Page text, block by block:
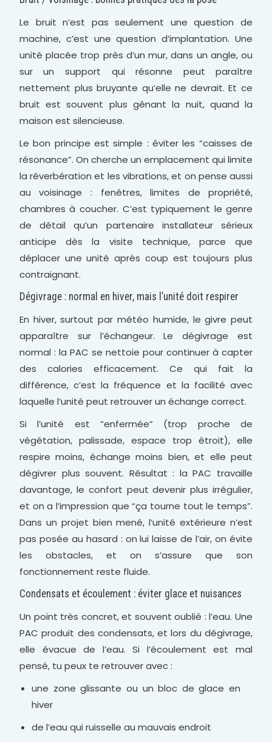
Le bruit n’est pas seulement une question de
machine, c’est une question d’implantation. Une
unité placée trop près d’un mur, dans un angle, ou
sur un support qui résonne peut paraître
nettement plus bruyante qu’elle ne devrait. Et ce
bruit est souvent plus gênant la nuit, quand la
maison est silencieuse.
Le bon principe est simple : éviter les “caisses de
résonance”. On cherche un emplacement qui limite
la réverbération et les vibrations, et on pense aussi
au voisinage : fenêtres, limites de propriété,
chambres à coucher. C’est typiquement le genre
de détail qu’un partenaire installateur sérieux
anticipe dès la visite technique, parce que
déplacer une unité après coup est toujours plus
contraignant.
Dégivrage : normal en hiver, mais l’unité doit respirer
En hiver, surtout par météo humide, le givre peut
apparaître sur l’échangeur. Le dégivrage est
normal : la PAC se nettoie pour continuer à capter
des calories efficacement. Ce qui fait la
différence, c’est la fréquence et la facilité avec
laquelle l’unité peut retrouver un échange correct.
Si l’unité est “enfermée” (trop proche de
végétation, palissade, espace trop étroit), elle
respire moins, échange moins bien, et elle peut
dégivrer plus souvent. Résultat : la PAC travaille
davantage, le confort peut devenir plus irrégulier,
et on a l’impression que “ça tourne tout le temps”.
Dans un projet bien mené, l’unité extérieure n’est
pas posée au hasard : on lui laisse de l’air, on évite
les obstacles, et on s’assure que son
fonctionnement reste fluide.
Condensats et écoulement : éviter glace et nuisances
Un point très concret, et souvent oublié : l’eau. Une
PAC produit des condensats, et lors du dégivrage,
elle évacue de l’eau. Si l’écoulement est mal
pensé, tu peux te retrouver avec :
une zone glissante ou un bloc de glace en
hiver
de l’eau qui ruisselle au mauvais endroit